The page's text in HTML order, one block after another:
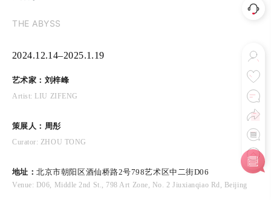
THE ABYSS
2024.12.14–2025.1.19
艺术家： 刘梓峰
Artist: LIU ZIFENG
策展人 ： 周彤
Curator: ZHOU TONG
地址：北京市朝阳区酒仙桥路2号798艺术区中二街D06
Venue: D06, Middle 2nd St., 798 Art Zone, No. 2 Jiuxianqiao Rd, Beijing